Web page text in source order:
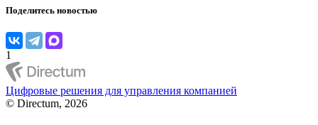
Поделитесь новостью
1
Цифровые решения для управления компанией
© Directum, 2026